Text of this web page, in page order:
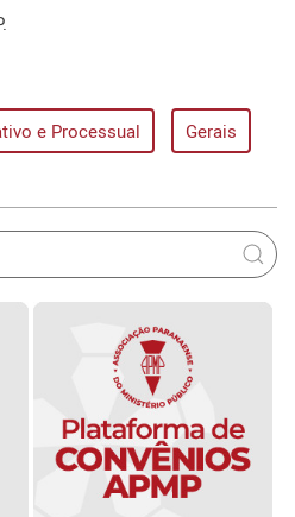
e Processual Gerais